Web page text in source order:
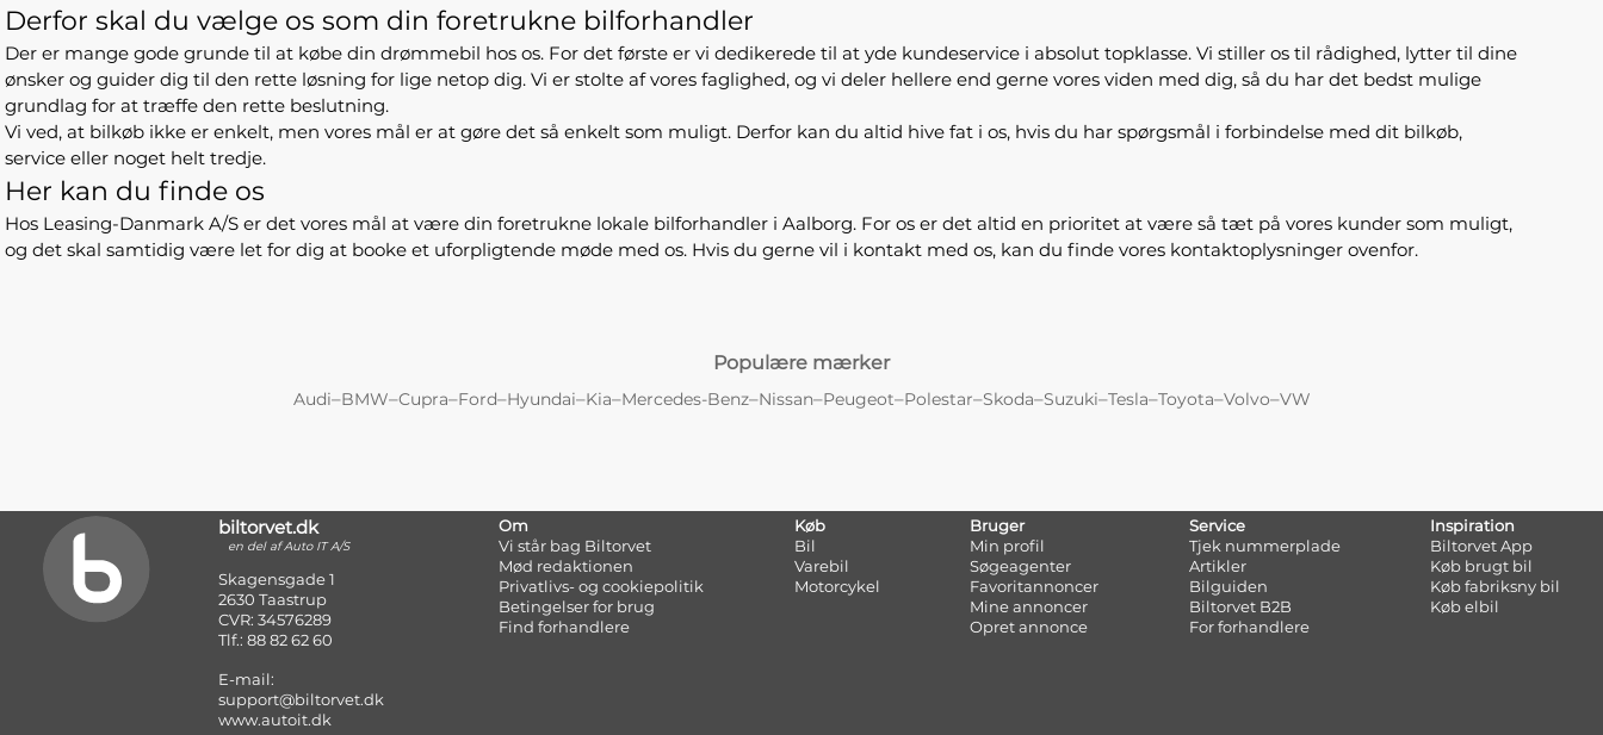
Derfor skal du vælge os som din foretrukne bilforhandler
Der er mange gode grunde til at købe din drømmebil hos os. For det første er vi dedikerede til at yde kundeservice i absolut topklasse. Vi stiller os til rådighed, lytter til dine
ønsker og guider dig til den rette løsning for lige netop dig. Vi er stolte af vores faglighed, og vi deler hellere end gerne vores viden med dig, så du har det bedst mulige
grundlag for at træffe den rette beslutning.
Vi ved, at bilkøb ikke er enkelt, men vores mål er at gøre det så enkelt som muligt. Derfor kan du altid hive fat i os, hvis du har spørgsmål i forbindelse med dit bilkøb,
service eller noget helt tredje.
Her kan du finde os
Hos Leasing-Danmark A/S er det vores mål at være din foretrukne lokale bilforhandler i Aalborg. For os er det altid en prioritet at være så tæt på vores kunder som muligt,
og det skal samtidig være let for dig at booke et uforpligtende møde med os. Hvis du gerne vil i kontakt med os, kan du finde vores kontaktoplysninger ovenfor.
Populære mærker
Audi–BMW–Cupra–Ford–Hyundai–Kia–Mercedes-Benz–Nissan–Peugeot–Polestar–Skoda–Suzuki–Tesla–Toyota–Volvo–VW
Om
Vi står bag Biltorvet
Mød redaktionen
Privatlivs- og cookiepolitik
Betingelser for brug
Find forhandlere
Køb
Bil
Varebil
Motorcykel
Bruger
Min profil
Søgeagenter
Favoritannoncer
Mine annoncer
Opret annonce
Service
Tjek nummerplade
Artikler
Bilguiden
Biltorvet B2B
For forhandlere
Inspiration
Biltorvet App
Køb brugt bil
Køb fabriksny bil
Køb elbil
biltorvet.dk
en del af Auto IT A/S
Skagensgade 1
2630 Taastrup
CVR: 34576289
Tlf.: 88 82 62 60
E-mail:
support@biltorvet.dk
www.autoit.dk